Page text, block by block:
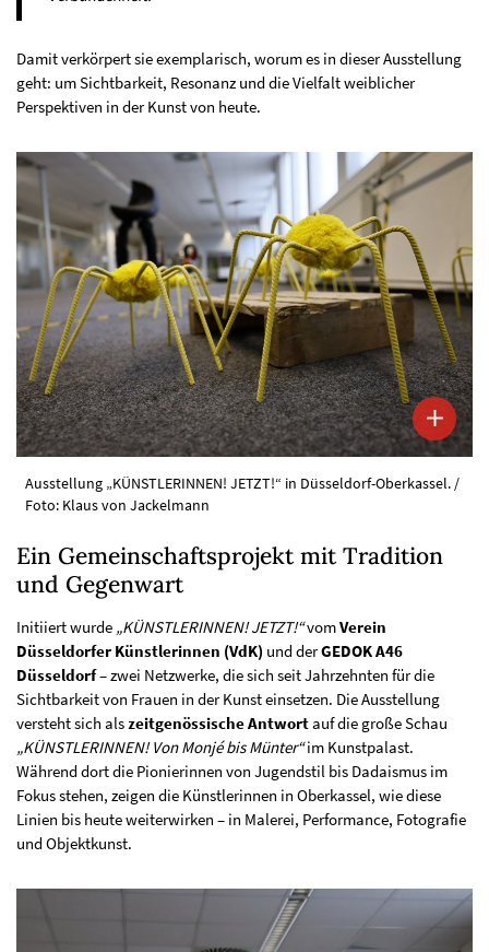
Damit verkörpert sie exemplarisch, worum es in dieser Ausstellung
geht: um Sichtbarkeit, Resonanz und die Vielfalt weiblicher
Perspektiven in der Kunst von heute.
Ausstellung „KÜNSTLERINNEN! JETZT!“ in Düsseldorf-Oberkassel. /
Foto: Klaus von Jackelmann
Ein Gemeinschaftsprojekt mit Tradition
und Gegenwart
Initiiert wurde „KÜNSTLERINNEN! JETZT!“vomVerein
Düsseldorfer Künstlerinnen (VdK) und derGEDOK A46
Düsseldorf– zwei Netzwerke, die sich seit Jahrzehnten für die
Sichtbarkeit von Frauen in der Kunst einsetzen. Die Ausstellung
versteht sich als zeitgenössische Antwortauf die große Schau
„KÜNSTLERINNEN! Von Monjé bis Münter“im Kunstpalast.
Während dort die Pionierinnen von Jugendstil bis Dadaismus im
Fokus stehen, zeigen die Künstlerinnen in Oberkassel, wie diese
Linien bis heute weiterwirken – in Malerei, Performance, Fotografie
und Objektkunst.